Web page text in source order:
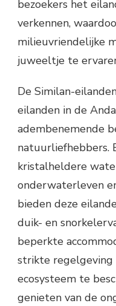
bezoekers het
verkennen,
milieuvriendelijke
juweeltje te
De Similan-
eilanden in de
adembenemende
natuurliefhebbers.
kristalheldere
onderwaterleven
bieden deze
duik- en
beperkte
strikte regelgeving
ecosysteem te
genieten van de